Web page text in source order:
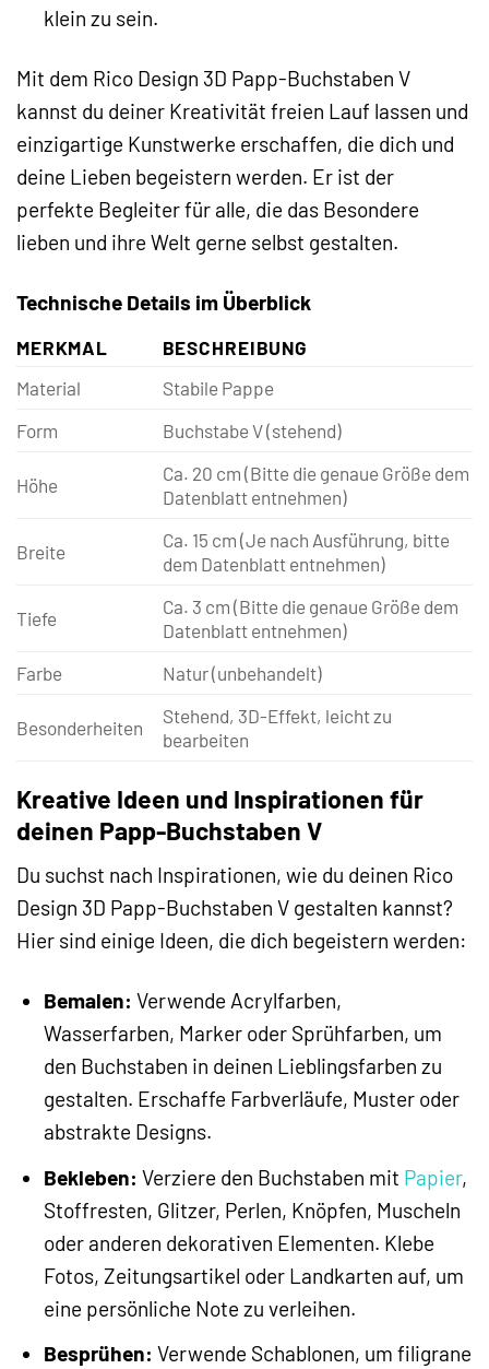
klein zu sein.
Mit dem Rico Design 3D Papp-Buchstaben V
kannst du deiner Kreativität freien Lauf lassen und
einzigartige Kunstwerke erschaffen, die dich und
deine Lieben begeistern werden. Er ist der
perfekte Begleiter für alle, die das Besondere
lieben und ihre Welt gerne selbst gestalten.
Technische Details im Überblick
MERKMAL
BESCHREIBUNG
Material
Stabile Pappe
Form
Buchstabe V (stehend)
Höhe
Ca. 20 cm (Bitte die genaue Größe dem
Datenblatt entnehmen)
Breite
Ca. 15 cm (Je nach Ausführung, bitte
dem Datenblatt entnehmen)
Tiefe
Ca. 3 cm (Bitte die genaue Größe dem
Datenblatt entnehmen)
Farbe
Natur (unbehandelt)
Besonderheiten
Stehend, 3D-Effekt, leicht zu
bearbeiten
Kreative Ideen und Inspirationen für
deinen Papp-Buchstaben V
Du suchst nach Inspirationen, wie du deinen Rico
Design 3D Papp-Buchstaben V gestalten kannst?
Hier sind einige Ideen, die dich begeistern werden:
Bemalen: Verwende Acrylfarben,
Wasserfarben, Marker oder Sprühfarben, um
den Buchstaben in deinen Lieblingsfarben zu
gestalten. Erschaffe Farbverläufe, Muster oder
abstrakte Designs.
Bekleben: Verziere den Buchstaben mit Papier,
Stoffresten, Glitzer, Perlen, Knöpfen, Muscheln
oder anderen dekorativen Elementen. Klebe
Fotos, Zeitungsartikel oder Landkarten auf, um
eine persönliche Note zu verleihen.
Besprühen: Verwende Schablonen, um filigrane